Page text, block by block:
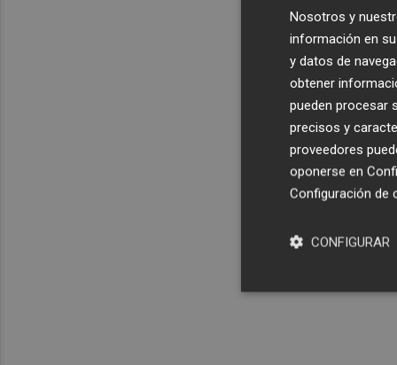
Nosotros y
información en
y datos de
obtener
pueden procesar
precisos y
proveedores
oponerse en
Configuración de
CONFIGURAR